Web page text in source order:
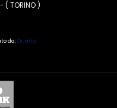
- ( TORINO )
da:Quatio